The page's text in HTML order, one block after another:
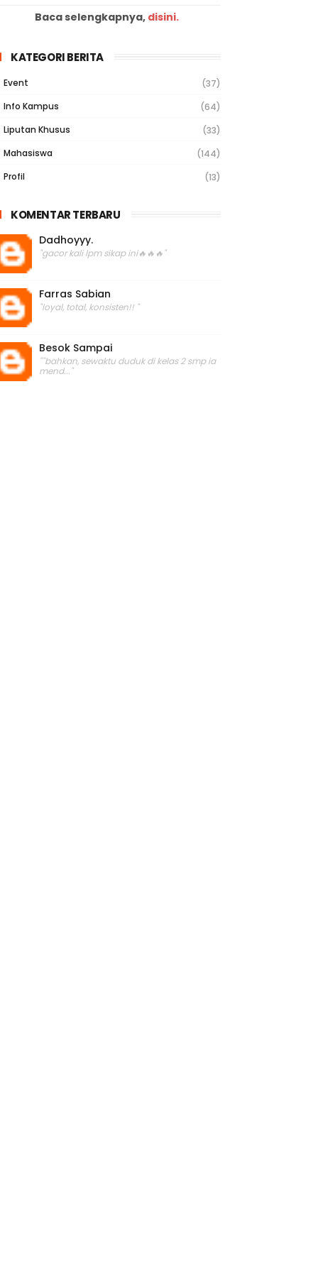
Baca selengkapnya, disini.
KATEGORI BERITA
Event
(37)
Info Kampus
(64)
Liputan Khusus
(33)
Mahasiswa
(144)
Profil
(13)
KOMENTAR TERBARU
Dadhoyyy.
"gacor kali lpm sikap ini🔥🔥🔥"
Farras Sabian
"loyal, total, konsisten!! "
Besok Sampai
""bahkan, sewaktu duduk di kelas 2 smp ia
mend..."